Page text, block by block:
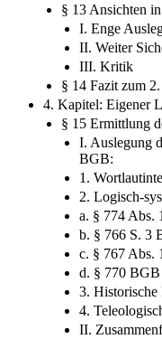
§ 13 Ansichten
I. Enge
II. Weiter
III. Kritik
§ 14 Fazit zum
4. Kapitel: Eigener
§ 15 Ermittlung
I. Auslegung
BGB:
1.
2. Logisch-
a. § 774 Abs.
b. § 766 S. 3
c. § 767 Abs.
d. § 770 BGB
3. Historische
4.
II.